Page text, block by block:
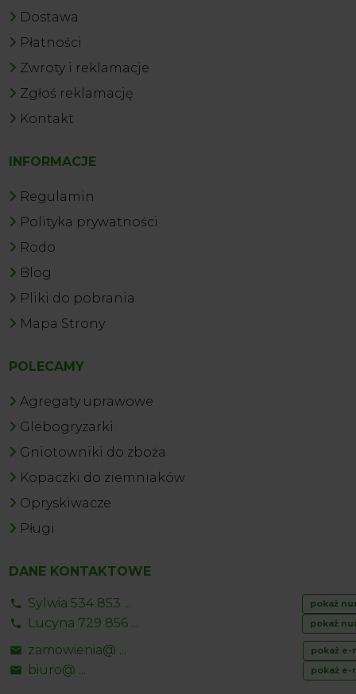
Dostawa
Płatności
Zwroty i reklamacje
Zgłoś reklamację
Kontakt
INFORMACJE
Regulamin
Polityka prywatności
Rodo
Blog
Pliki do pobrania
Mapa Strony
POLECAMY
Agregaty uprawowe
Glebogryzarki
Gniotowniki do zboża
Kopaczki do ziemniaków
Opryskiwacze
Pługi
DANE KONTAKTOWE
Sylwia 534 853 ... pokaż
Lucyna 729 856 ... pokaż
zamowienia@ ... pokaż e-
biuro@ ... pokaż e-